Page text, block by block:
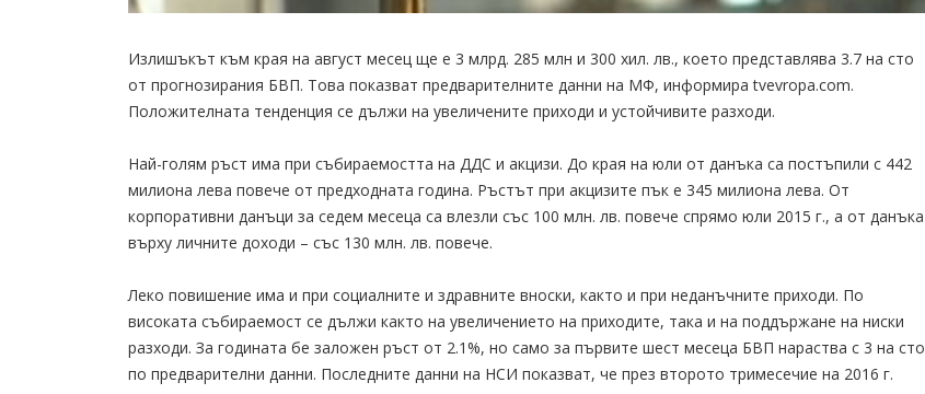
Излишъкът към края на август месец ще е 3 млрд. 285 млн и 300 хил. лв., което представлява 3.7 на сто
от прогнозирания БВП. Това показват предварителните данни на МФ, информира tvevropa.com.
Положителната тенденция се дължи на увеличените приходи и устойчивите разходи.
Най-голям ръст има при събираемостта на ДДС и акцизи. До края на юли от данъка са постъпили с 442
милиона лева повече от предходната година. Ръстът при акцизите пък е 345 милиона лева. От
корпоративни данъци за седем месеца са влезли със 100 млн. лв. повече спрямо юли 2015 г., а от данъка
върху личните доходи – със 130 млн. лв. повече.
Леко повишение има и при социалните и здравните вноски, както и при неданъчните приходи. По
високата събираемост се дължи както на увеличението на приходите, така и на поддържане на ниски
разходи. За годината бе заложен ръст от 2.1%, но само за първите шест месеца БВП нараства с 3 на сто
по предварителни данни. Последните данни на НСИ показват, че през второто тримесечие на 2016 г.